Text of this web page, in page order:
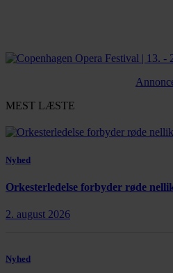
MEST LÆSTE
Nyhed
Orkesterledelse forbyder røde
2. august 2026
Nyhed